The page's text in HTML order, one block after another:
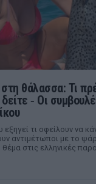
θάλασσα: Τι
‑ Οι
τι οφείλουν να
αντιμέτωποι με το
στις ελληνικές